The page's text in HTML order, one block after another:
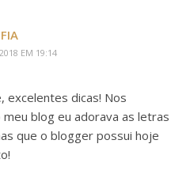
EM 19:14
excelentes dicas! Nos
blog eu adorava as letras
que o blogger possui hoje